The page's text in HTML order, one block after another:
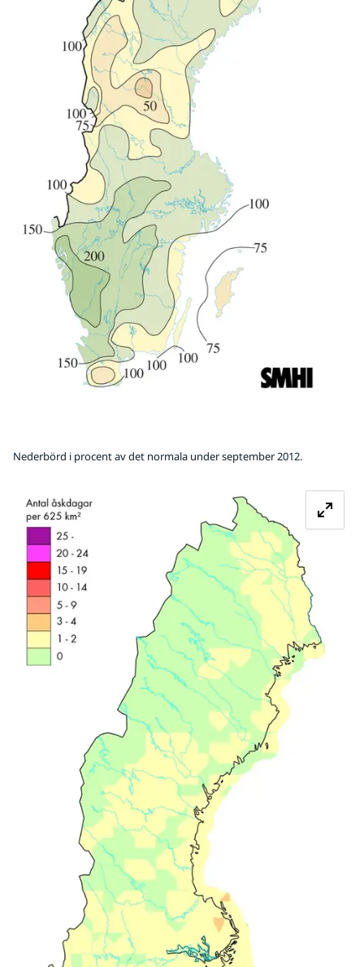
Nederbörd i procent av det normala under september 2012.